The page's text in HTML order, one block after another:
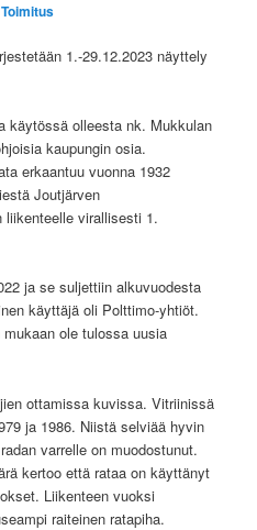
Toimitus
1.-29.12.2023 näyttely
käytössä olleesta nk. Mukkulan
kaupungin osia.
erkaantuu vuonna 1932
Joutjärven
liikenteelle virallisesti 1.
ja se suljettiin alkuvuodesta
käyttäjä oli Polttimo-yhtiöt.
ole tulossa uusia
ottamissa kuvissa. Vitriinissä
ja 1986. Niistä selviää hyvin
varrelle on muodostunut.
kertoo että rataa on käyttänyt
Liikenteen vuoksi
raiteinen ratapiha.